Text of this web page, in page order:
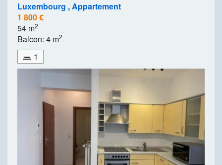
Luxembourg , Appartement
1 800 €
54 m2
Balcon: 4 m2
1